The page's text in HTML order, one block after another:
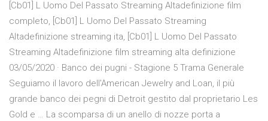
[Cb01] L Uomo Del Passato Streaming Altadefinizione film
completo, [Cb01] L Uomo Del Passato Streaming
Altadefinizione streaming ita, [Cb01] L Uomo Del Passato
Streaming Altadefinizione film streaming alta definizione
03/05/2020 · Banco dei pugni - Stagione 5 Trama Generale
Seguiamo il lavoro dell'American Jewelry and Loan, il più
grande banco dei pegni di Detroit gestito dal proprietario Les
Gold e … La scomparsa di un anello di nozze porta a